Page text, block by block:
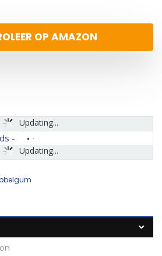
OP AMAZON
Updating...
Updating...
-